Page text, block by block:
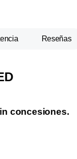
Reseñas
concesiones.